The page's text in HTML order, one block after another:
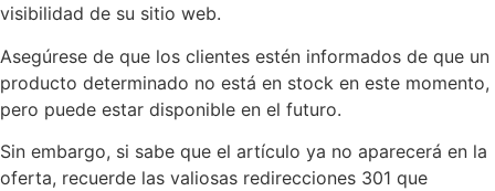
visibilidad de su sitio web.
Asegúrese de que los clientes estén informados de que un
producto determinado no está en stock en este momento,
pero puede estar disponible en el futuro.
Sin embargo, si sabe que el artículo ya no aparecerá en la
oferta, recuerde las valiosas redirecciones 301 que